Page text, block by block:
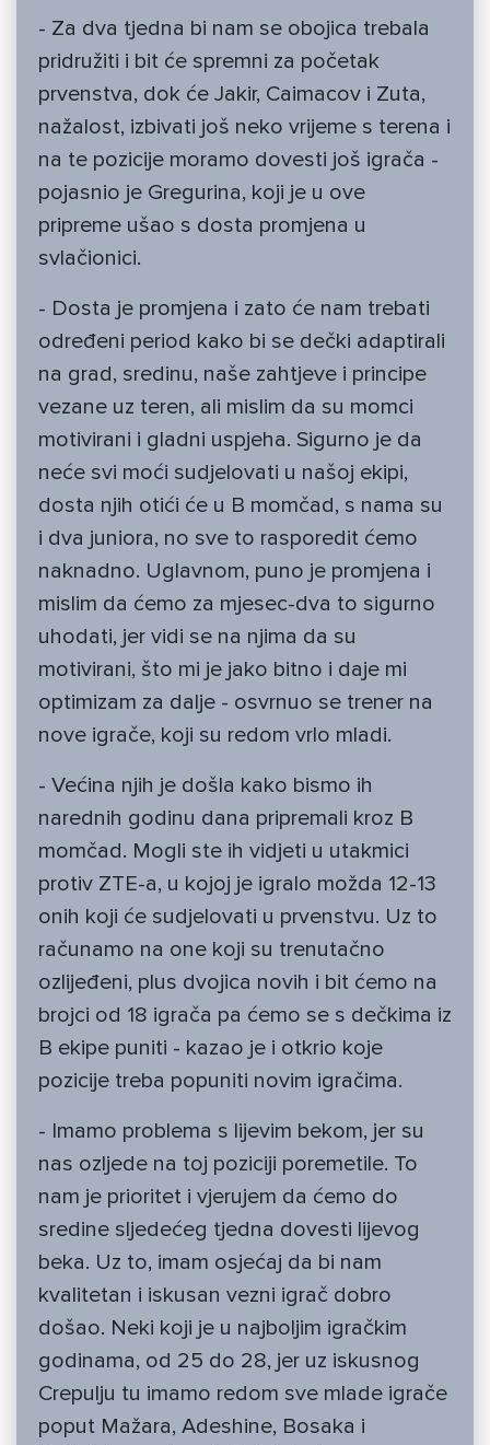
- Za dva tjedna bi nam se obojica trebala
pridružiti i bit će spremni za početak
prvenstva, dok će Jakir, Caimacov i Zuta,
nažalost, izbivati još neko vrijeme s terena i
na te pozicije moramo dovesti još igrača -
pojasnio je Gregurina, koji je u ove
pripreme ušao s dosta promjena u
svlačionici.
- Dosta je promjena i zato će nam trebati
određeni period kako bi se dečki adaptirali
na grad, sredinu, naše zahtjeve i principe
vezane uz teren, ali mislim da su momci
motivirani i gladni uspjeha. Sigurno je da
neće svi moći sudjelovati u našoj ekipi,
dosta njih otići će u B momčad, s nama su
i dva juniora, no sve to rasporedit ćemo
naknadno. Uglavnom, puno je promjena i
mislim da ćemo za mjesec-dva to sigurno
uhodati, jer vidi se na njima da su
motivirani, što mi je jako bitno i daje mi
optimizam za dalje - osvrnuo se trener na
nove igrače, koji su redom vrlo mladi.
- Većina njih je došla kako bismo ih
narednih godinu dana pripremali kroz B
momčad. Mogli ste ih vidjeti u utakmici
protiv ZTE-a, u kojoj je igralo možda 12-13
onih koji će sudjelovati u prvenstvu. Uz to
računamo na one koji su trenutačno
ozlijeđeni, plus dvojica novih i bit ćemo na
brojci od 18 igrača pa ćemo se s dečkima iz
B ekipe puniti - kazao je i otkrio koje
pozicije treba popuniti novim igračima.
- Imamo problema s lijevim bekom, jer su
nas ozljede na toj poziciji poremetile. To
nam je prioritet i vjerujem da ćemo do
sredine sljedećeg tjedna dovesti lijevog
beka. Uz to, imam osjećaj da bi nam
kvalitetan i iskusan vezni igrač dobro
došao. Neki koji je u najboljim igračkim
godinama, od 25 do 28, jer uz iskusnog
Crepulju tu imamo redom sve mlade igrače
poput Mažara, Adeshine, Bosaka i